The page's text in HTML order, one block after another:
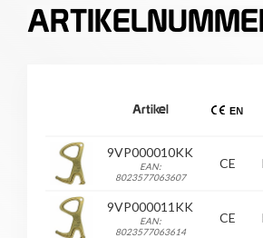
Artikel
9VP000010KK
EAN:
8023577063607
CE
9VP000011KK
EAN:
8023577063614
CE